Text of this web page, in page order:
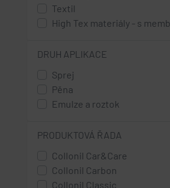
Textil
High Tex materiály - s
DRUH APLIKACE
Sprej
Pěna
Emulze a roztok
PRODUKTOVÁ ŘADA
Collonil Car&Care
Collonil Carbon
Collonil Classic